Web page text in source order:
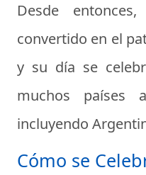
Desde
convertido en el
y su día se
muchos países
incluyendo
Cómo se